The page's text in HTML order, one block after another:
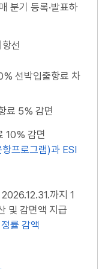
분기 등록·발표하
선
선박입출항료 차
료 5% 감면
10% 감면
프로그램)과 ESI
까지 1
및 감면액 지급
률 감액